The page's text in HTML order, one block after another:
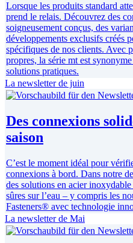
Lorsque les produits standard
prend le relais. Découvrez des
soigneusement conçus, des
développements exclusifs créés
spécifiques de nos clients. Avec
propres, la série mt est
solutions pratiques.
La newsletter de juin
Des connexions
saison
C’est le moment idéal pour
connexions à bord. Dans notre
des solutions en acier
sûres sur l’eau – y compris les
Fasteners® avec technologie
La newsletter de Mai